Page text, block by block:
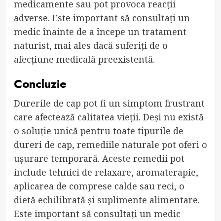
medicamente sau pot provoca reacții
adverse. Este important să consultați un
medic înainte de a începe un tratament
naturist, mai ales dacă suferiți de o
afecțiune medicală preexistentă.
Concluzie
Durerile de cap pot fi un simptom frustrant
care afectează calitatea vieții. Deși nu există
o soluție unică pentru toate tipurile de
dureri de cap, remediile naturale pot oferi o
ușurare temporară. Aceste remedii pot
include tehnici de relaxare, aromaterapie,
aplicarea de comprese calde sau reci, o
dietă echilibrată și suplimente alimentare.
Este important să consultați un medic